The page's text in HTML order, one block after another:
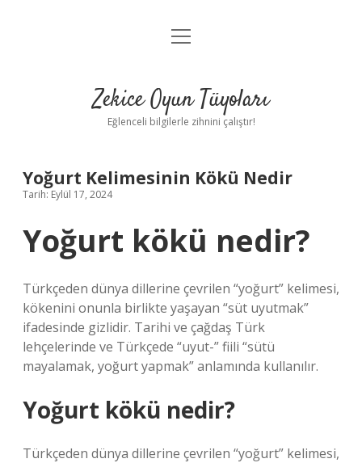
Anasayfa
Yasal Uyarı
menüyü
Zekice Oyun Tüyoları
Eğlenceli bilgilerle zihnini çalıştır!
Yoğurt Kelimesinin Kökü Nedir
Tarih: Eylül 17, 2024
Yoğurt kökü nedir?
Türkçeden dünya dillerine çevrilen “yoğurt” kelimesi,
kökenini onunla birlikte yaşayan “süt uyutmak”
ifadesinde gizlidir. Tarihi ve çağdaş Türk
lehçelerinde ve Türkçede “uyut-” fiili “sütü
mayalamak, yoğurt yapmak” anlamında kullanılır.
Yoğurt kökü nedir?
Türkçeden dünya dillerine çevrilen “yoğurt” kelimesi,